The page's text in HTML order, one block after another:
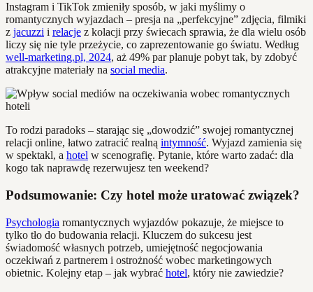
Instagram i TikTok zmieniły sposób, w jaki myślimy o
romantycznych wyjazdach – presja na „perfekcyjne” zdjęcia, filmiki
z jacuzzi i relacje z kolacji przy świecach sprawia, że dla wielu osób
liczy się nie tyle przeżycie, co zaprezentowanie go światu. Według
well-marketing.pl, 2024, aż 49% par planuje pobyt tak, by zdobyć
atrakcyjne materiały na social media.
To rodzi paradoks – starając się „dowodzić” swojej romantycznej
relacji online, łatwo zatracić realną intymność. Wyjazd zamienia się
w spektakl, a hotel w scenografię. Pytanie, które warto zadać: dla
kogo tak naprawdę rezerwujesz ten weekend?
Podsumowanie: Czy hotel może uratować związek?
Psychologia romantycznych wyjazdów pokazuje, że miejsce to
tylko tło do budowania relacji. Kluczem do sukcesu jest
świadomość własnych potrzeb, umiejętność negocjowania
oczekiwań z partnerem i ostrożność wobec marketingowych
obietnic. Kolejny etap – jak wybrać hotel, który nie zawiedzie?